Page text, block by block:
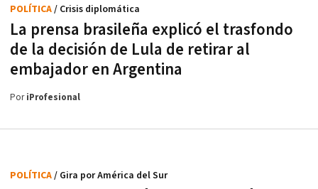
La prensa brasileña explicó el trasfondo
de la decisión de Lula de retirar al
embajador en Argentina
POLÍTICA/ Crisis diplomática
PoriProfesional
POLÍTICA/ Gira por América del Sur